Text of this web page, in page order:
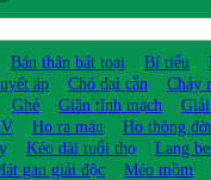
Bán thân bất toại Bí tiểu
áp Chó dại cắn Chảy
Ghẻ Giãn tĩnh mạch
Ho ra máu Ho thông
Kéo dài tuổi thọ Lang
gan giải độc Méo mồm